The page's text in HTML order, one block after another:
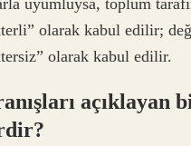
olarak kabul edilir;
olarak kabul edilir.
açıklayan